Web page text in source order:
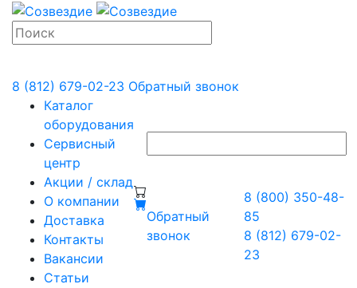
8 (812) 679-02-23 Обратный звонок
Каталог
оборудования
Сервисный
центр
Акции / склад
О компании
Доставка
Контакты
Вакансии
Статьи
Обратный
звонок
8 (800) 350-48-
85
8 (812) 679-02-
23